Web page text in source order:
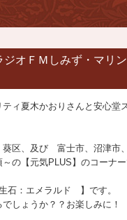
オＦＭしみず・マ
ィ夏木かおりさんと安心堂
葵区、及び 富士市、沼津市
の【元気PLUS】のコーナ
石：エメラルド 】です。
しょうか？？お楽しみに！